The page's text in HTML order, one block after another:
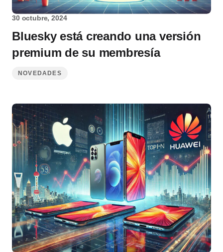
30 octubre, 2024
Bluesky está creando una versión
premium de su membresía
NOVEDADES